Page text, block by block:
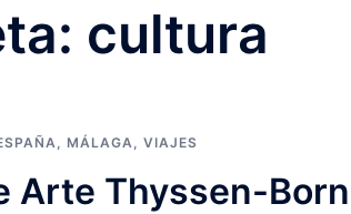
cultura
, MÁLAGA, VIAJES
Arte Thyssen-